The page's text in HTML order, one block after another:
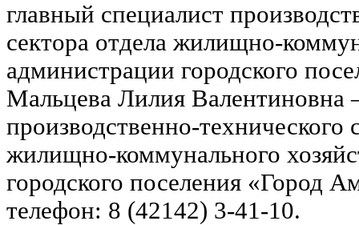
главный специалист
сектора отдела жилищно-
администрации городского
Мальцева Лилия Валентиновна
производственно-технического
жилищно-коммунального
городского поселения «Город
телефон: 8 (42142) 3-41-10.